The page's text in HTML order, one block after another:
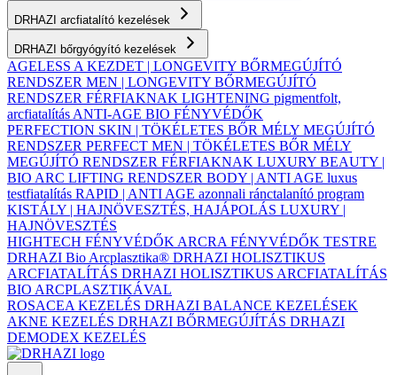
DRHAZI arcfiatalító kezelések
DRHAZI bőrgyógyító kezelések
AGELESS A KEZDET | LONGEVITY BŐRMEGÚJÍTÓ
RENDSZER MEN | LONGEVITY BŐRMEGÚJÍTÓ
RENDSZER FÉRFIAKNAK LIGHTENING pigmentfolt,
arcfiatalítás ANTI-AGE BIO FÉNYVÉDŐK
PERFECTION SKIN | TÖKÉLETES BŐR MÉLY MEGÚJÍTÓ
RENDSZER PERFECT MEN | TÖKÉLETES BŐR MÉLY
MEGÚJÍTÓ RENDSZER FÉRFIAKNAK LUXURY BEAUTY |
BIO ARC LIFTING RENDSZER BODY | ANTI AGE luxus
testfiatalítás RAPID | ANTI AGE azonnali ránctalanító program
KISTÁLY | HAJNÖVESZTÉS, HAJÁPOLÁS LUXURY |
HAJNÖVESZTÉS
HIGHTECH FÉNYVÉDŐK ARCRA FÉNYVÉDŐK TESTRE
DRHAZI Bio Arcplasztika® DRHAZI HOLISZTIKUS
ARCFIATALÍTÁS DRHAZI HOLISZTIKUS ARCFIATALÍTÁS
BIO ARCPLASZTIKÁVAL
ROSACEA KEZELÉS DRHAZI BALANCE KEZELÉSEK
AKNE KEZELÉS DRHAZI BŐRMEGÚJÍTÁS DRHAZI
DEMODEX KEZELÉS